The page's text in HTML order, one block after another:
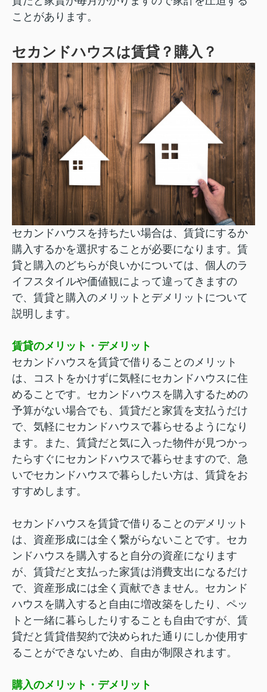
ことがあります。
セカンドハウスは賃貸？購入？
セカンドハウスを持ちたい場合は、賃貸にするか
購入するかを選択することが必要になります。賃
貸と購入のどちらが良いかについては、個人のラ
イフスタイルや価値観によって違ってきますの
で、賃貸と購入のメリットとデメリットについて
説明します。
賃貸のメリット・デメリット
セカンドハウスを賃貸で借りることのメリット
は、コストをかけずに気軽にセカンドハウスに住
めることです。セカンドハウスを購入するための
予算がない場合でも、賃貸だと家賃を支払うだけ
で、気軽にセカンドハウスで暮らせるようになり
ます。また、賃貸だと気に入った物件が見つかっ
たらすぐにセカンドハウスで暮らせますので、急
いでセカンドハウスで暮らしたい方は、賃貸をお
すすめします。
セカンドハウスを賃貸で借りることのデメリット
は、資産形成には全く繋がらないことです。セカ
ンドハウスを購入すると自分の資産になります
が、賃貸だと支払った家賃は消費支出になるだけ
で、資産形成には全く貢献できません。セカンド
ハウスを購入すると自由に増改築をしたり、ペッ
トと一緒に暮らしたりすることも自由ですが、賃
貸だと賃貸借契約で決められた通りにしか使用す
ることができないため、自由が制限されます。
購入のメリット・デメリット